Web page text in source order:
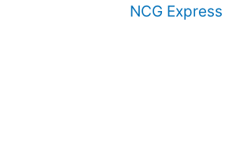
NCG Express